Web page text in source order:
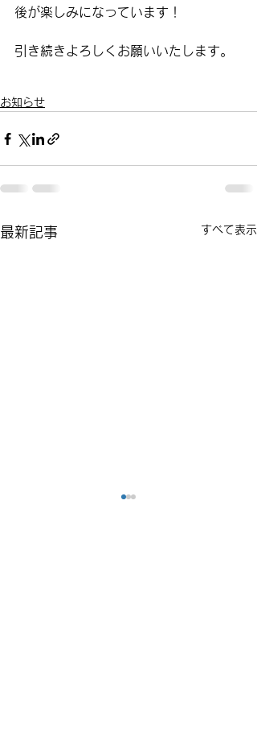
後が楽しみになっています！
引き続きよろしくお願いいたします。
お知らせ
最新記事 すべて表示